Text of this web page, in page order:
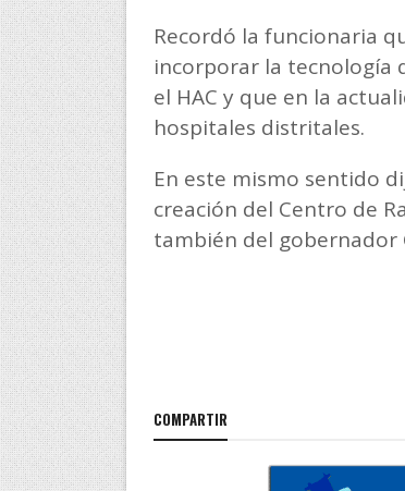
Recordó la funcionaria
incorporar la tecnología
el HAC y que en la
hospitales distritales.
En este mismo sentido
creación del Centro de
también del gobernador
COMPARTIR